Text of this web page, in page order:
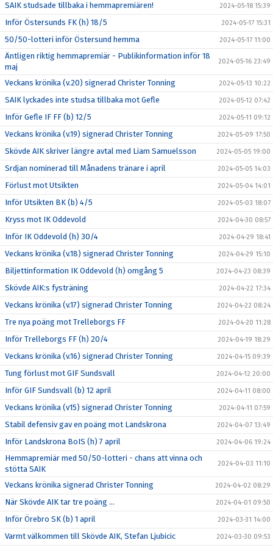
SAIK studsade tillbaka i hemmapremiären! 2024-05-18 15:39
Inför Östersunds FK (h) 18/5 2024-05-17 15:31
50/50-lotteri inför Östersund hemma 2024-05-17 11:00
Äntligen riktig hemmapremiär - Publikinformation inför 18
maj
2024-05-16 23:49
Veckans krönika (v.20) signerad Christer Tonning 2024-05-13 10:22
SAIK lyckades inte studsa tillbaka mot Gefle 2024-05-12 07:42
Inför Gefle IF FF (b) 12/5 2024-05-11 09:12
Veckans krönika (v.19) signerad Christer Tonning 2024-05-09 17:50
Skövde AIK skriver längre avtal med Liam Samuelsson 2024-05-05 19:00
Srdjan nominerad till Månadens tränare i april 2024-05-05 14:03
Förlust mot Utsikten 2024-05-04 14:01
Inför Utsikten BK (b) 4/5 2024-05-03 18:07
Kryss mot IK Oddevold 2024-04-30 08:57
Inför IK Oddevold (h) 30/4 2024-04-29 18:41
Veckans krönika (v.18) signerad Christer Tonning 2024-04-29 15:10
Biljettinformation IK Oddevold (h) omgång 5 2024-04-23 08:39
Skövde AIK:s fysträning 2024-04-22 17:34
Veckans krönika (v.17) signerad Christer Tonning 2024-04-22 08:24
Tre nya poäng mot Trelleborgs FF 2024-04-20 11:28
Inför Trelleborgs FF (h) 20/4 2024-04-19 18:29
Veckans krönika (v.16) signerad Christer Tonning 2024-04-15 09:39
Tung förlust mot GIF Sundsvall 2024-04-12 20:00
Inför GIF Sundsvall (b) 12 april 2024-04-11 08:00
Veckans krönika (v15) signerad Christer Tonning 2024-04-11 07:59
Stabil defensiv gav en poäng mot Landskrona 2024-04-07 13:49
Inför Landskrona BoIS (h) 7 april 2024-04-06 19:24
Hemmapremiär med 50/50-lotteri - chans att vinna och
stötta SAIK
2024-04-03 11:10
Veckans krönika signerad Christer Tonning 2024-04-02 08:29
När Skövde AIK tar tre poäng ... 2024-04-01 09:50
Inför Örebro SK (b) 1 april 2024-03-31 14:00
Varmt välkommen till Skövde AIK, Stefan Ljubicic 2024-03-30 09:53